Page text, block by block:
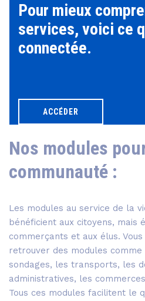
Pour mieux
services, voici ce
connectée.
ACCÉDER
Nos modules
communauté :
Les modules au service de la
bénéficient aux citoyens, mais
commerçants et aux élus.
retrouver des modules
sondages, les transports, les
administratives, les
Tous ces modules facilitent le